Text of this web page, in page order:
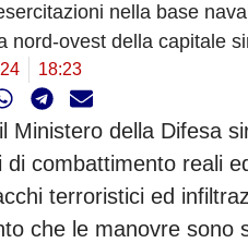
nella base
nord-ovest della capitale
18:23
Ministero della Difesa
di combattimento reali
terroristici ed
che le manovre sono